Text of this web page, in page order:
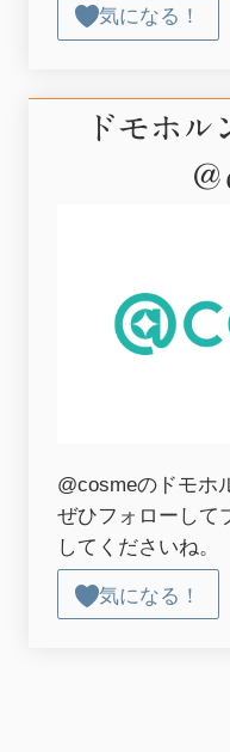
気になる！
ドモホル
@cosmeのドモホ
ぜひフォローして
してくださいね。
気になる！